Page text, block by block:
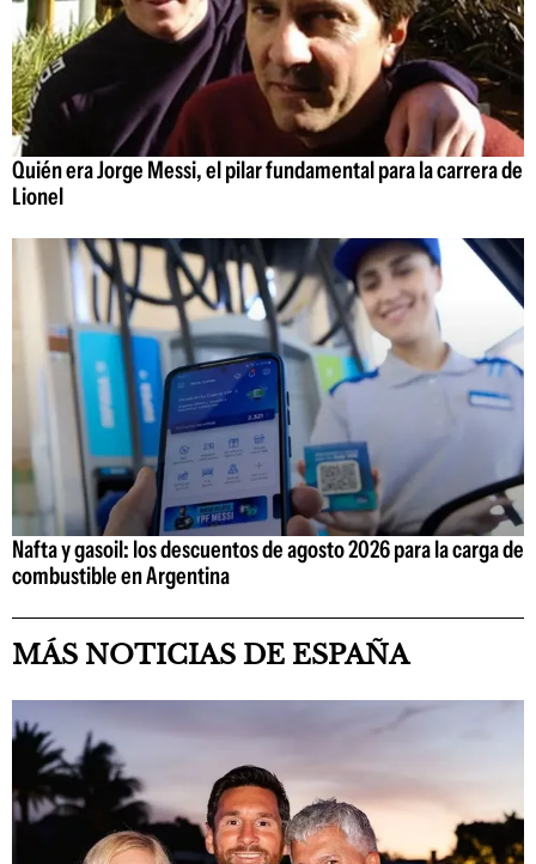
Quién era Jorge Messi, el pilar fundamental para la carrera de
Lionel
Nafta y gasoil: los descuentos de agosto 2026 para la carga de
combustible en Argentina
MÁS NOTICIAS DE ESPAÑA